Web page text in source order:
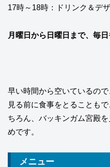
17時～18時：ドリンク＆デ
月曜日から日曜日まで、毎日
早い時間から空いているの
見る前に食事をとることも
ちろん、バッキンガム宮殿
めです。
メニュー